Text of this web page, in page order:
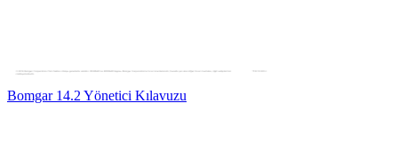
Bomgar 14.2 Yönetici Kılavuzu